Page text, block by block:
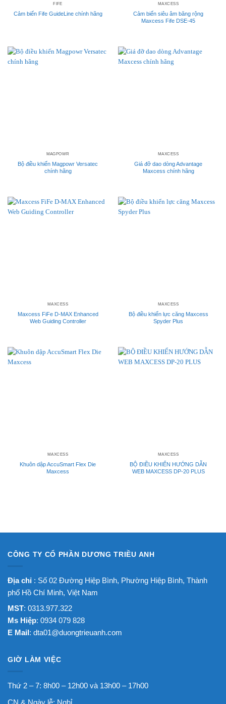
FIFE
Cảm biến Fife GuideLine chính hãng
MAXCESS
Cảm biến siêu âm băng rộng
Maxcess Fife DSE-45
MAGPOWR
Bộ điều khiển Magpowr Versatec
chính hãng
MAXCESS
Giá đỡ dao dòng Advantage
Maxcess chính hãng
MAXCESS
Maxcess FiFe D-MAX Enhanced
Web Guiding Controller
MAXCESS
Bộ điều khiển lực căng Maxcess
Spyder Plus
MAXCESS
Khuôn dập AccuSmart Flex Die
Maxcess
MAXCESS
BỘ ĐIỀU KHIỂN HƯỚNG DẪN
WEB MAXCESS DP-20 PLUS
CÔNG TY CỔ PHẦN DƯƠNG TRIỀU ANH
Địa chỉ : Số 02 Đường Hiệp Bình, Phường Hiệp Bình, Thành
phố Hồ Chí Minh, Việt Nam
MST: 0313.977.322
Ms Hiệp: 0934 079 828
E Mail: dta01@duongtrieuanh.com
GIỜ LÀM VIỆC
Thứ 2 – 7: 8h00 – 12h00 và 13h00 – 17h00
CN & Ngày lễ: Nghỉ